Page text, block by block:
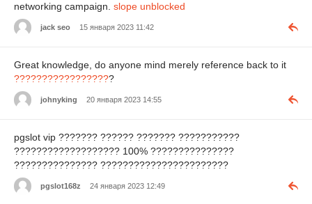
networking campaign. slope unblocked
jack seo 15 января 2023 11:42
Great knowledge, do anyone mind merely reference back to it
??????????????????
johnyking 20 января 2023 14:55
pgslot vip ??????? ?????? ??????? ???????????
??????????????????? 100% ???????????????
??????????????? ???????????????????????
pgslot168z 24 января 2023 12:49